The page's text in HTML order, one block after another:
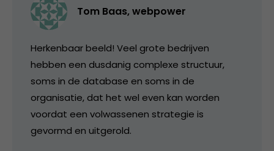
Tom Baas, webpower
Herkenbaar beeld! Veel grote bedrijven
hebben een dusdanig complexe structuur,
soms in de database en soms in de
organisatie, dat het wel even kan worden
voordat een volwassenen strategie is
gevormd en uitgerold.